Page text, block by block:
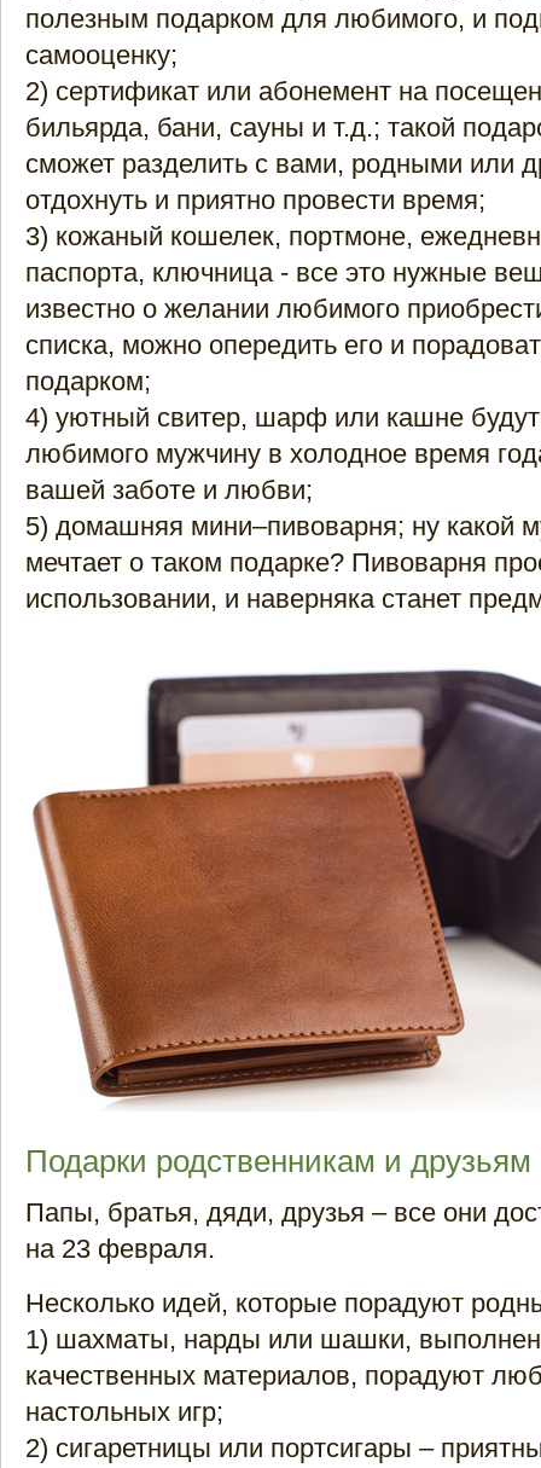
полезным подарком для любимого, и
самооценку;
2) сертификат или абонемент на
бильярда, бани, сауны и т.д.; такой
сможет разделить с вами, родными или
отдохнуть и приятно провести время;
3) кожаный кошелек, портмоне,
паспорта, ключница - все это нужные
известно о желании любимого
списка, можно опередить его и
подарком;
4) уютный свитер, шарф или кашне будут
любимого мужчину в холодное время
вашей заботе и любви;
5) домашняя мини–пивоварня; ну какой
мечтает о таком подарке? Пивоварня
использовании, и наверняка станет
Подарки родственникам и друзьям
Папы, братья, дяди, друзья – все они
на 23 февраля.
Несколько идей, которые порадуют
1) шахматы, нарды или шашки,
качественных материалов, порадуют
настольных игр;
2) сигаретницы или портсигары –